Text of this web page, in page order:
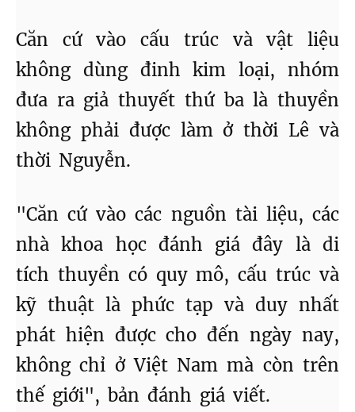
Căn cứ vào cấu trúc và vật liệu
không dùng đinh kim loại, nhóm
đưa ra giả thuyết thứ ba là thuyền
không phải được làm ở thời Lê và
thời Nguyễn.
"Căn cứ vào các nguồn tài liệu, các
nhà khoa học đánh giá đây là di
tích thuyền có quy mô, cấu trúc và
kỹ thuật là phức tạp và duy nhất
phát hiện được cho đến ngày nay,
không chỉ ở Việt Nam mà còn trên
thế giới", bản đánh giá viết.